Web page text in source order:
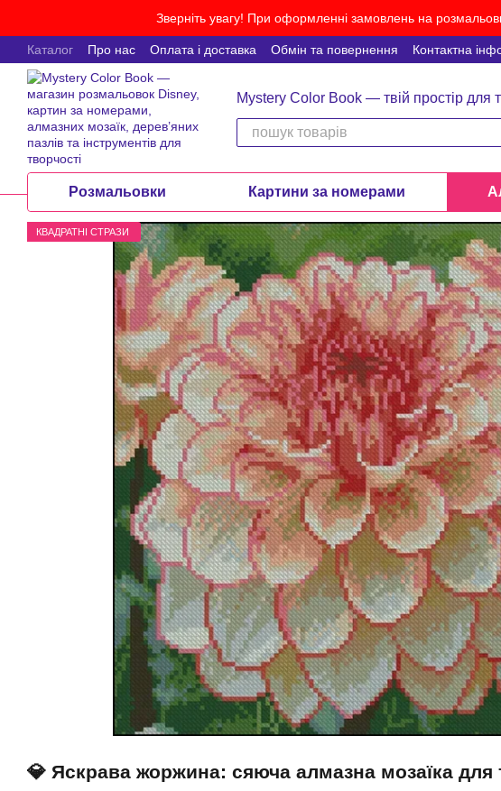
Перейти до основного контентуЗверніть увагу! При оформленні замовлень на
Каталог Про нас Оплата і доставка Обмін та повернення Контактна
Mystery Color Book — твій простір для
Розмальовки Картини за номерами
КВАДРАТНІ СТРАЗИ
💎 Яскрава жоржина: сяюча алмазна мозаїка для